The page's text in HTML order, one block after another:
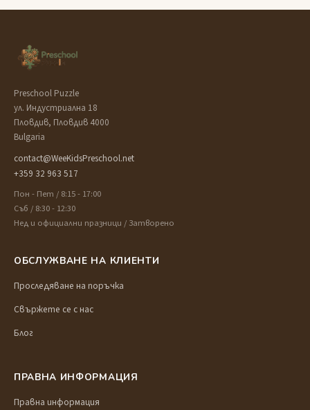
Preschool Puzzle
ул. Индустриална 18
Пловдив, Пловдив 4000
Bulgaria
contact@WeeKidsPreschool.net
+359 32 963 517
Пон - Пет / 8:15 - 17:00
Съб / 8:30 - 12:30
Нед и официални празници / Затворено
ОБСЛУЖВАНЕ НА КЛИЕНТИ
Проследяване на поръчка
Свържете се с нас
Блог
ПРАВНА ИНФОРМАЦИЯ
Правна информация